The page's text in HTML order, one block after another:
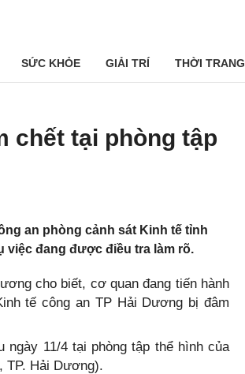
SỨC KHỎE GIẢI TRÍ THỜI TRANG
chết tại phòng tập
an phòng cảnh sát Kinh tế tỉnh
việc đang được điều tra làm rõ.
cho biết, cơ quan đang tiến hành
tế công an TP Hải Dương bị đâm
11/4 tại phòng tập thể hình của
TP. Hải Dương).